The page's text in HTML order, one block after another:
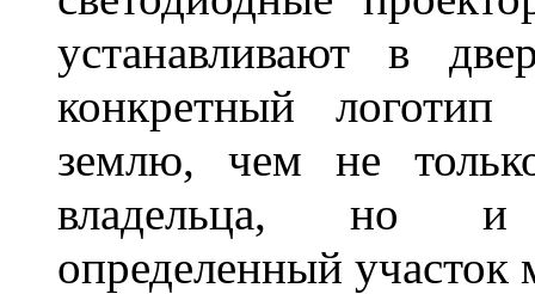
устанавливают в
конкретный логотип
землю, чем не
владельца, но и
определенный участок